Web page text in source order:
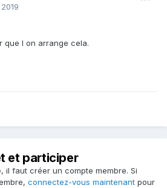
que l on arrange cela.
et participer
il faut créer un compte membre. Si
connectez-vous maintenant pour